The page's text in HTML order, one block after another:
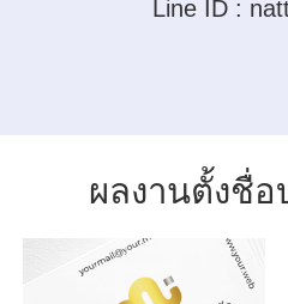
Line ID :
ผลงานตั้งชื่